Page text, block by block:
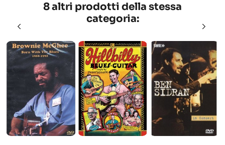
8 altri prodotti della stessa
categoria: